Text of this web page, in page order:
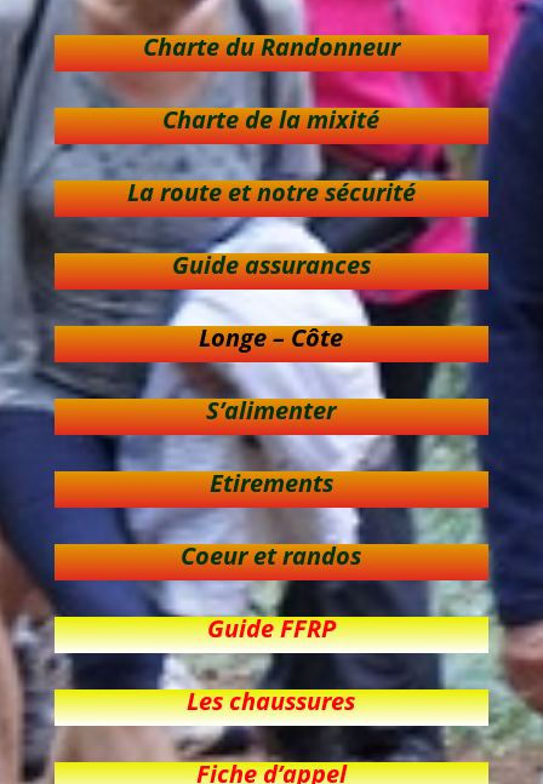
Charte du Randonneur
Charte de la mixité
La route et notre sécurité
Guide assurances
Longe – Côte
S’alimenter
Etirements
Coeur et randos
Guide FFRP
Les chaussures
Fiche d’appel